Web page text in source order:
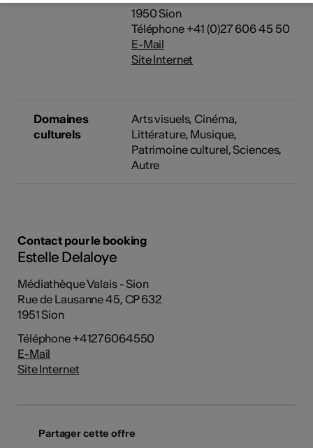
1950 Sion
Téléphone +41 (0)27 606 45 50
E-Mail
Site Internet
Domaines
culturels
Arts visuels,Cinéma,
Littérature, Musique,
Patrimoine culturel, Sciences,
Autre
Contact pour le booking
Estelle Delaloye
Médiathèque Valais - Sion
Rue de Lausanne 45, CP 632
1951 Sion
Téléphone +41276064550
E-Mail
Site Internet
Partager cette offre